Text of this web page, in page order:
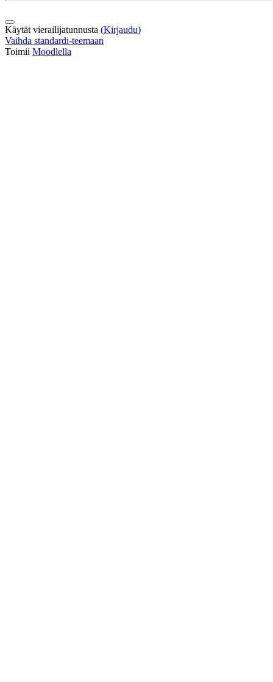
Käytät vierailijatunnusta (Kirjaudu)
Vaihda standardi-teemaan
Toimii Moodlella